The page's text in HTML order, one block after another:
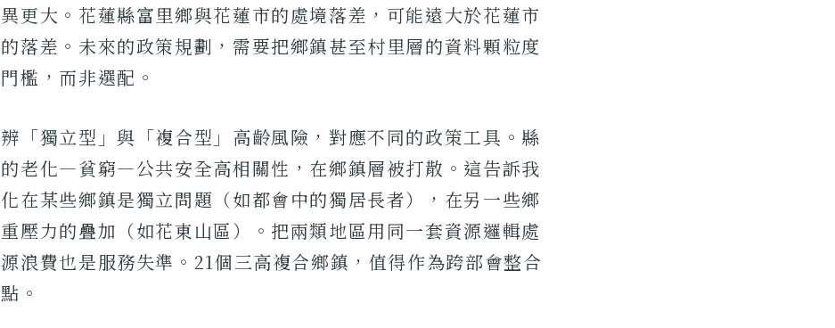
更大。花蓮縣富里鄉與花蓮市的處境落差，可能遠大於花蓮市
落差。未來的政策規劃，需要把鄉鎮甚至村里層的資料顆粒度
檻，而非選配。
「獨立型」與「複合型」高齡風險，對應不同的政策工具。縣
老化—貧窮—公共安全高相關性，在鄉鎮層被打散。這告訴我
在某些鄉鎮是獨立問題（如都會中的獨居長者），在另一些鄉
壓力的疊加（如花東山區）。把兩類地區用同一套資源邏輯處
浪費也是服務失準。21個三高複合鄉鎮，值得作為跨部會整合
。